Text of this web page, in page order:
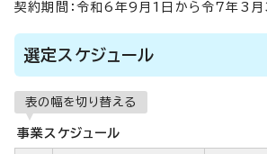
契約期間：令和6年9月1日から令7年3月
選定スケジュール
表の幅を切り替える
事業スケジュール